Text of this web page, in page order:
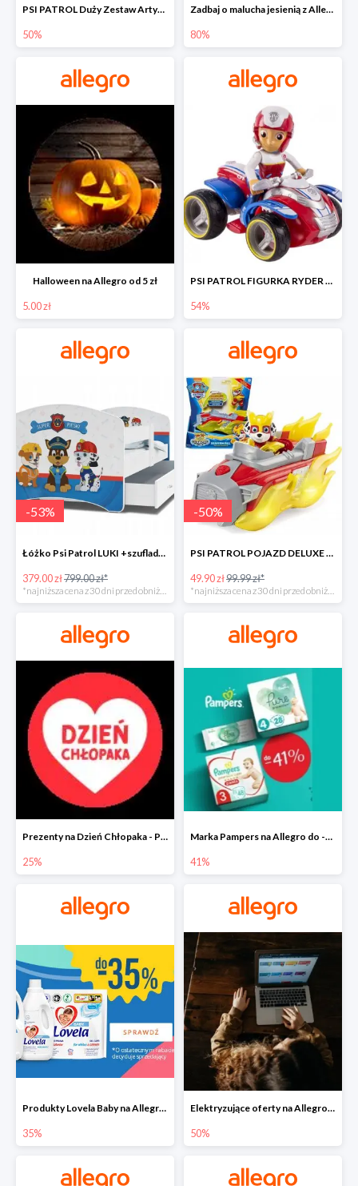
PSI PATROL Duży Zestaw Artystyczny 52 elementy na piąty komplet -50%
50%
Zadbaj o malucha jesienią z Allegro do -80%
80%
Halloween na Allegro od 5 zł
5.00 zł
PSI PATROL FIGURKA RYDER + QUAD POJAZD RATUNKOWY -54%
54%
-53%
Łóżko Psi Patrol LUKI +szuflada+materac+grafika -52%
379.00 zł799.00 zł*
-50%
PSI PATROL POJAZD DELUXE FIGURKA MARSHALL MIGHTY -50%
49.90 zł99.99 zł*
Prezenty na Dzień Chłopaka - Produkty SOXO do -25%
25%
Marka Pampers na Allegro do -41%
41%
Produkty Lovela Baby na Allegro do -35%
35%
Elektryzujące oferty na Allegro do -50%
50%